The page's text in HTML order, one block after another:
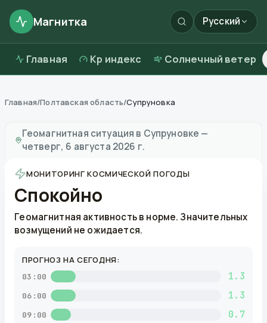
Магнитка Русский
Главная Kp индекс Солнечный ветер
Главная/Полтавская область/Супруновка
Геомагнитная ситуация в Супруновке —
четверг, 6 августа 2026 г.
МОНИТОРИНГ КОСМИЧЕСКОЙ ПОГОДЫ
Спокойно
Геомагнитная активность в норме. Значительных
возмущений не ожидается.
ПРОГНОЗ НА СЕГОДНЯ:
03:00 1.3
06:00 1.3
09:00 0.7